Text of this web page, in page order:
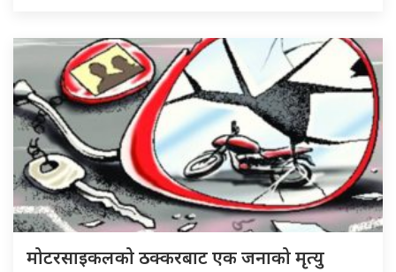
मोटरसाइकलको ठक्करबाट एक जनाको मृत्यु